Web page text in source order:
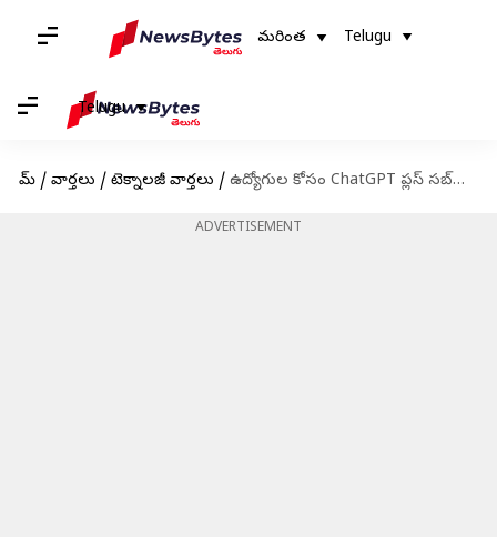
మరింత Telugu
Telugu
హోమ్ / వార్తలు / టెక్నాలజీ వార్తలు / ఉద్యోగుల కోసం ChatGPT ప్లస్ సబ్‌స్క్రిప్షన్‌లకు చెల్లిస్తున్న బెంగళూరు సంస్థ
ADVERTISEMENT